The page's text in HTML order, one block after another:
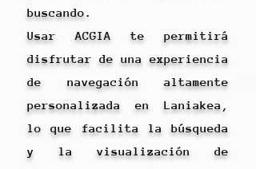
buscando.
Usar ACGIA te permitirá
disfrutar de una experiencia
de navegación altamente
personalizada en Laniakea,
lo que facilita la búsqueda
y la visualización de